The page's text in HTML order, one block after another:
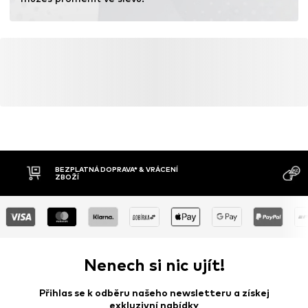
BEZPLATNÁ DOPRAVA* & VRÁCENÍ
ZBOŽÍ
Nenech si nic ujít!
Přihlas se k odběru našeho newsletteru a získej
exkluzivní nabídky